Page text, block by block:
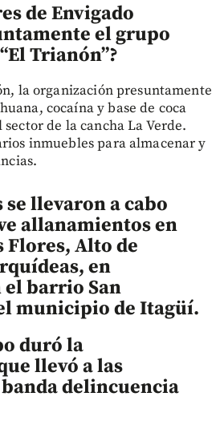
de Envigado
el grupo
Trianón”?
la organización presuntamente
cocaína y base de coca
de la cancha La Verde.
inmuebles para almacenar y
llevaron a cabo
allanamientos en
Flores, Alto de
en
el barrio San
municipio de Itagüí.
duró la
llevó a las
delincuencia